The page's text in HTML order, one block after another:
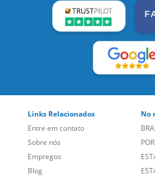
Links Relacionados
Entre em contato
Sobre nós
Empregos
Blog
No